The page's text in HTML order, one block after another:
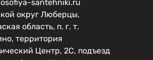
santehniki.ru
округ Люберцы,
область, п. г. т.
территория
Центр, 2С, подъезд